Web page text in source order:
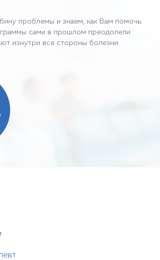
проблемы и знаем, как Вам помочь.
сами в прошлом преодолели
изнутри все стороны болезни.